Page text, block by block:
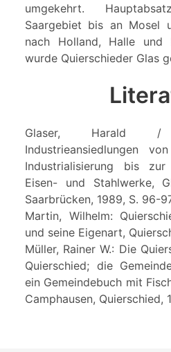
umgekehrt.
Saargebiet bis an Mosel
nach Holland, Halle und
wurde Quierschieder Glas
Glaser, Harald /
Industrieansiedlungen
Industrialisierung bis zur
Eisen- und Stahlwerke,
Saarbrücken, 1989, S. 96-
Martin, Wilhelm:
und seine Eigenart,
Müller, Rainer W.: Die
Quierschied; die
ein Gemeindebuch mit
Camphausen, Quierschied,